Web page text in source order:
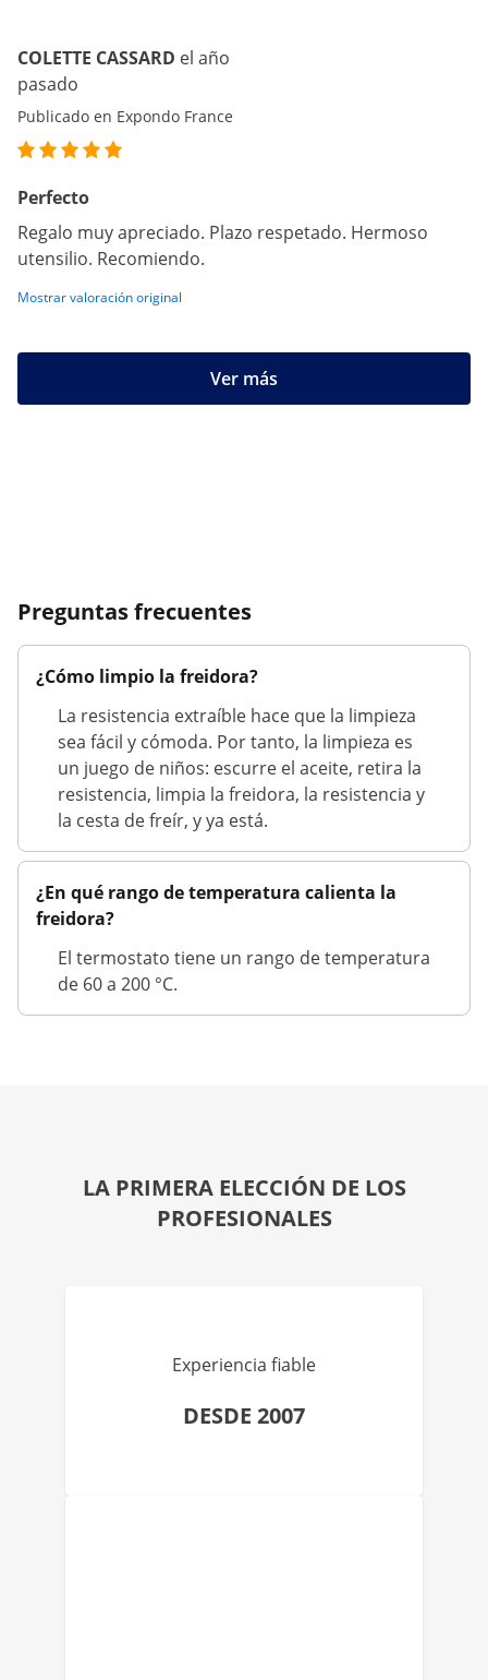
COLETTE CASSARD el año
pasado
Publicado en Expondo France
Perfecto
Regalo muy apreciado. Plazo respetado. Hermoso
utensilio. Recomiendo.
Mostrar valoración original
Ver más
Preguntas frecuentes
¿Cómo limpio la freidora?
La resistencia extraíble hace que la limpieza
sea fácil y cómoda. Por tanto, la limpieza es
un juego de niños: escurre el aceite, retira la
resistencia, limpia la freidora, la resistencia y
la cesta de freír, y ya está.
¿En qué rango de temperatura calienta la
freidora?
El termostato tiene un rango de temperatura
de 60 a 200 °C.
LA PRIMERA ELECCIÓN DE LOS
PROFESIONALES
Experiencia fiable
DESDE 2007